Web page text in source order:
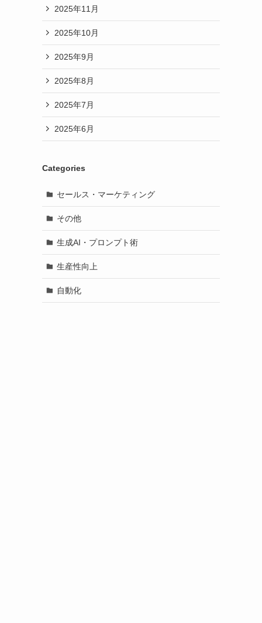
2025年11月
2025年10月
2025年9月
2025年8月
2025年7月
2025年6月
Categories
セールス・マーケティング
その他
生成AI・プロンプト術
生産性向上
自動化